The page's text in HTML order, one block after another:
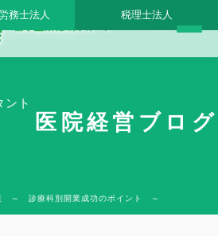
イント ～ - 日本医業総研グループ |日本医業総研
務士法人 税理士法人
ント
医院経営ブログ
～ 診療科別開業成功のポイント ～